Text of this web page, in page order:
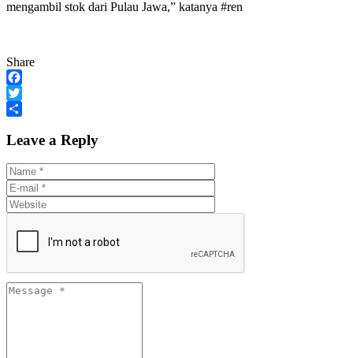
mengambil stok dari Pulau Jawa,” katanya #ren
Share
Facebook
Twitter
Leave a Reply